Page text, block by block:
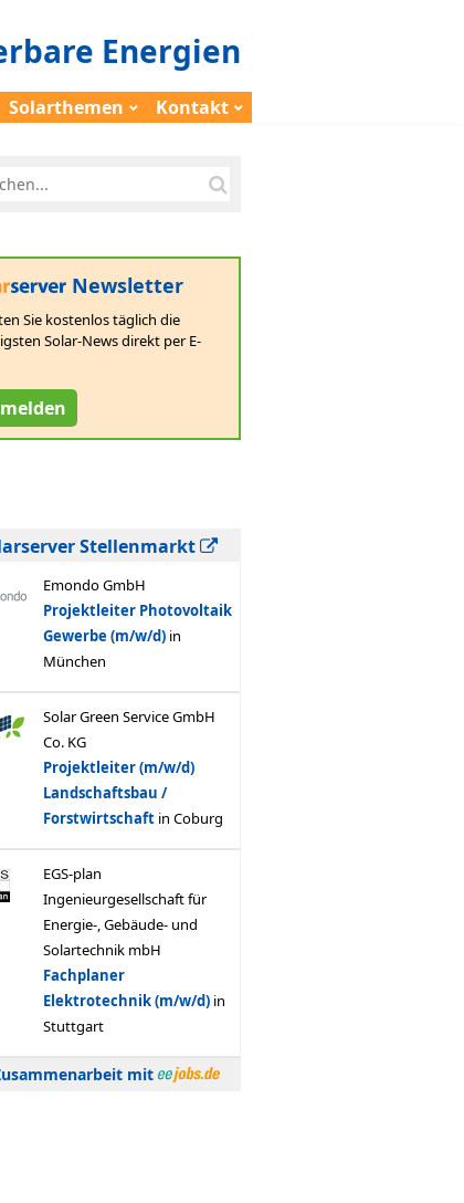
Energien
Solarthemen Kontakt
Newsletter
Sie kostenlos täglich die
Solar-News direkt per E-
Stellenmarkt
mit